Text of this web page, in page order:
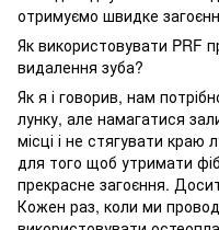
отримуємо швидке
Як використовувати PRF
видалення зуба?
Як я і говорив, нам
лунку, але намагатися
місці і не стягувати
для того щоб утримати
прекрасне загоєння.
Кожен раз, коли ми